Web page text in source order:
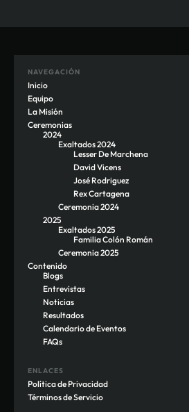
NAVEGACIÓN
Inicio
Equipo
La Misión
Ceremonias
2024
Exaltados 2024
Lesser De Marchena
David Vicens
José Rodriguez
Rex Cartagena
Ceremonia 2024
2025
Exaltados 2025
Familia Colón Román
Ceremonia 2025
Contenido
Blogs
Entrevistas
Noticias
Resultados
Calendario de Eventos
FAQs
ENLACES
Política de Privacidad
Términos de Servicio